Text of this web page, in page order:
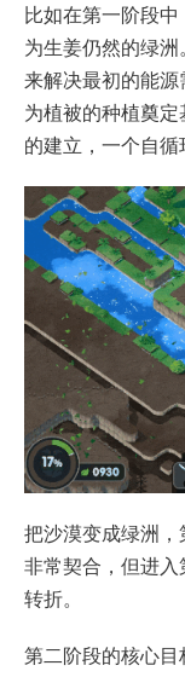
比如在第一阶段
为生姜仍然的绿
来解决最初的能源
为植被的种植奠
的建立，一个自循
把沙漠变成绿洲
非常契合，但进
转折。
第二阶段的核心